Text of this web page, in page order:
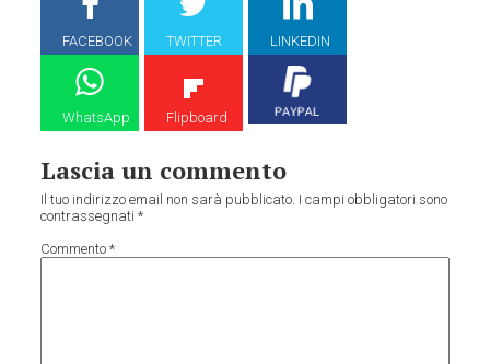
FACEBOOK TWITTER LINKEDIN
WhatsApp Flipboard
Lascia un commento
Il tuo indirizzo email non sarà pubblicato. I campi obbligatori sono
contrassegnati*
Commento*